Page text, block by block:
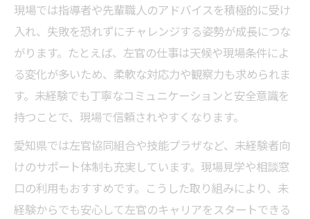
現場では指導者や先輩職人のアドバイスを積極的に受け
入れ、失敗を恐れずにチャレンジする姿勢が成長につな
がります。たとえば、左官の仕事は天候や現場条件によ
る変化が多いため、柔軟な対応力や観察力も求められま
す。未経験でも丁寧なコミュニケーションと安全意識を
持つことで、現場で信頼されやすくなります。
愛知県では左官協同組合や技能プラザなど、未経験者向
けのサポート体制も充実しています。現場見学や相談窓
口の利用もおすすめです。こうした取り組みにより、未
経験からでも安心して左官のキャリアをスタートできる